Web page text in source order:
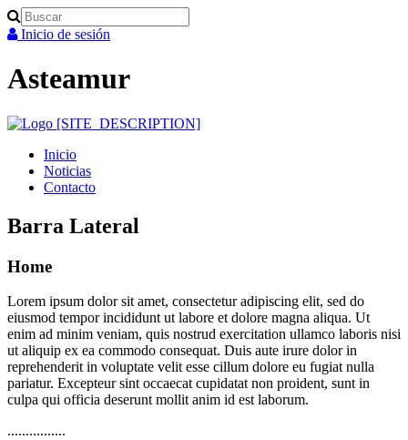
Inicio de sesión
Asteamur
Inicio
Noticias
Contacto
Barra Lateral
Home
Lorem ipsum dolor sit amet, consectetur adipiscing elit, sed do
eiusmod tempor incididunt ut labore et dolore magna aliqua. Ut
enim ad minim veniam, quis nostrud exercitation ullamco laboris nisi
ut aliquip ex ea commodo consequat. Duis aute irure dolor in
reprehenderit in voluptate velit esse cillum dolore eu fugiat nulla
pariatur. Excepteur sint occaecat cupidatat non proident, sunt in
culpa qui officia deserunt mollit anim id est laborum.
................